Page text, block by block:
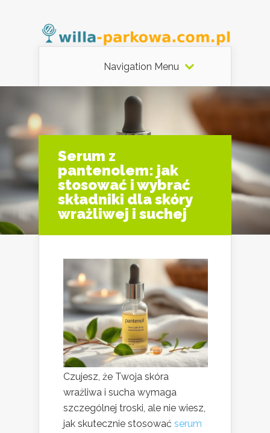
Navigation Menu
Serum z
pantenolem: jak
stosować i wybrać
składniki dla skóry
wrażliwej i suchej
Czujesz, że Twoja skóra
wrażliwa i sucha wymaga
szczególnej troski, ale nie wiesz,
jak skutecznie stosować serum